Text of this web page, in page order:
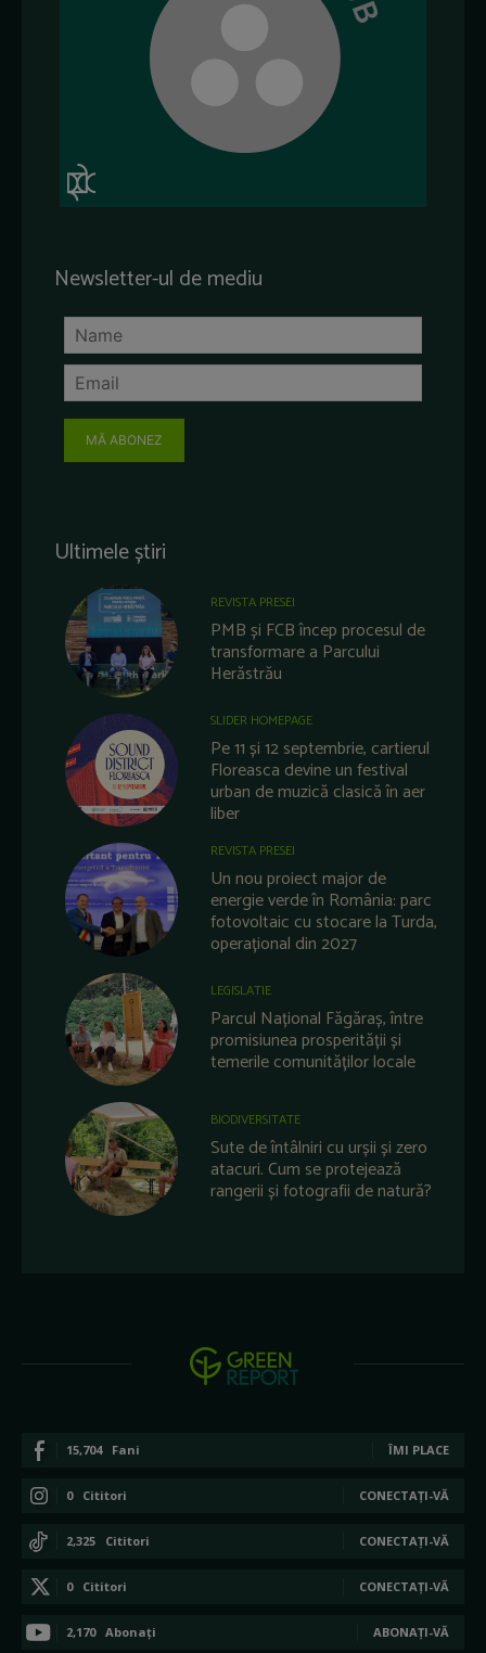
Newsletter-ul de mediu
MĂ ABONEZ
Ultimele știri
REVISTA PRESEI
PMB și FCB încep procesul de
transformare a Parcului
Herăstrău
SLIDER HOMEPAGE
Pe 11 și 12 septembrie, cartierul
Floreasca devine un festival
urban de muzică clasică în aer
liber
REVISTA PRESEI
Un nou proiect major de
energie verde în România: parc
fotovoltaic cu stocare la Turda,
operațional din 2027
LEGISLATIE
Parcul Național Făgăraș, între
promisiunea prosperității și
temerile comunităților locale
BIODIVERSITATE
Sute de întâlniri cu urșii și zero
atacuri. Cum se protejează
rangerii și fotografii de natură?
15,704 Fani ÎMI PLACE
0 Cititori CONECTAȚI-VĂ
2,325 Cititori CONECTAȚI-VĂ
0 Cititori CONECTAȚI-VĂ
2,170 Abonați ABONAȚI-VĂ